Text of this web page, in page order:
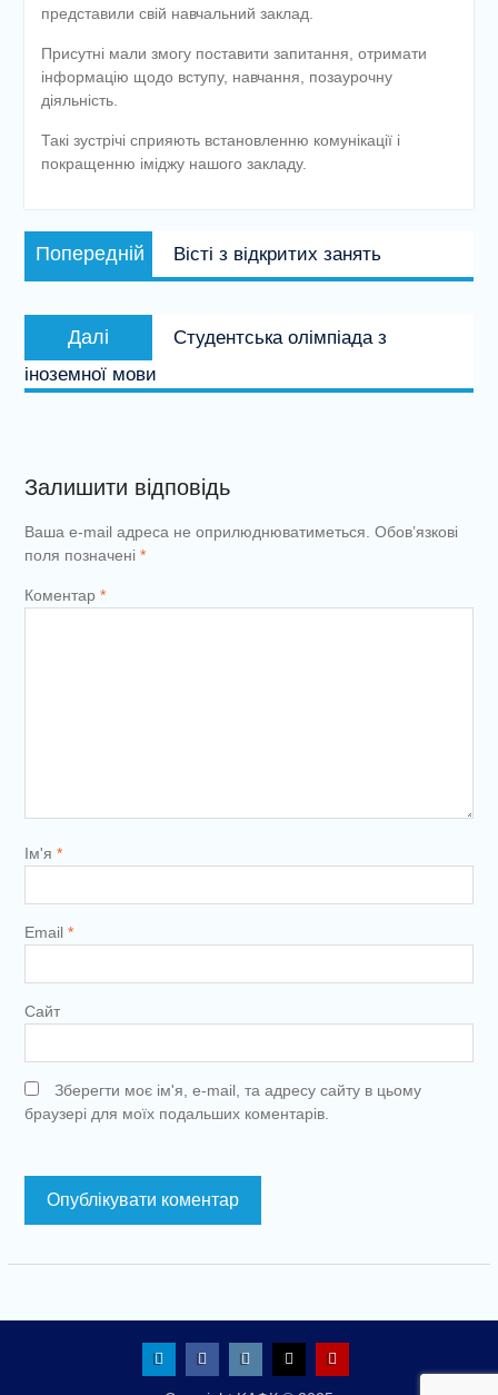
представили свій навчальний заклад.
Присутні мали змогу поставити запитання, отримати
інформацію щодо вступу, навчання, позаурочну
діяльність.
Такі зустрічі сприяють встановленню комунікації і
покращенню іміджу нашого закладу.
Навігація
записів
Попередній
запис:
Вісті з відкритих занять
Далі
запис:
Студентська олімпіада з
іноземної мови
Залишити відповідь
Ваша e-mail адреса не оприлюднюватиметься. Обов’язкові
поля позначені *
Коментар *
Ім'я *
Email *
Сайт
Зберегти моє ім'я, e-mail, та адресу сайту в цьому
браузері для моїх подальших коментарів.